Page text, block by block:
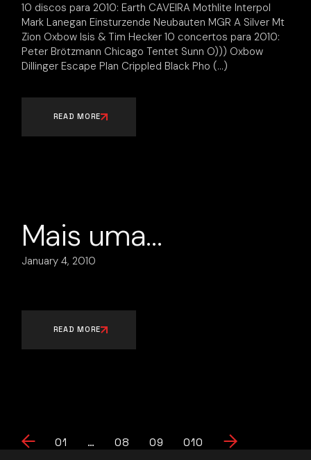
10 discos para 2010: Earth CAVEIRA Mothlite Interpol
Mark Lanegan Einsturzende Neubauten MGR A Silver Mt
Zion Oxbow Isis & Tim Hecker 10 concertos para 2010:
Peter Brötzmann Chicago Tentet Sunn O))) Oxbow
Dillinger Escape Plan Crippled Black Pho
READ MORE
Mais uma…
January 4, 2010
READ MORE
Posts
01 … 08 09 010